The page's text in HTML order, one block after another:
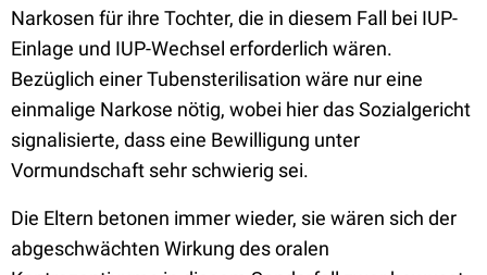
Narkosen für ihre Tochter, die in diesem Fall bei IUP-
Einlage und IUP-Wechsel erforderlich wären.
Bezüglich einer Tubensterilisation wäre nur eine
einmalige Narkose nötig, wobei hier das Sozialgericht
signalisierte, dass eine Bewilligung unter
Vormundschaft sehr schwierig sei.
Die Eltern betonen immer wieder, sie wären sich der
abgeschwächten Wirkung des oralen